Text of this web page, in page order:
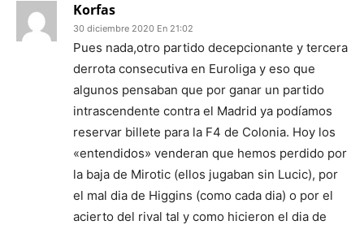
Korfas
30 diciembre 2020 En 21:02
Pues nada,otro partido decepcionante y tercera
derrota consecutiva en Euroliga y eso que
algunos pensaban que por ganar un partido
intrascendente contra el Madrid ya podíamos
reservar billete para la F4 de Colonia. Hoy los
«entendidos» venderan que hemos perdido por
la baja de Mirotic (ellos jugaban sin Lucic), por
el mal dia de Higgins (como cada dia) o por el
acierto del rival tal y como hicieron el dia de